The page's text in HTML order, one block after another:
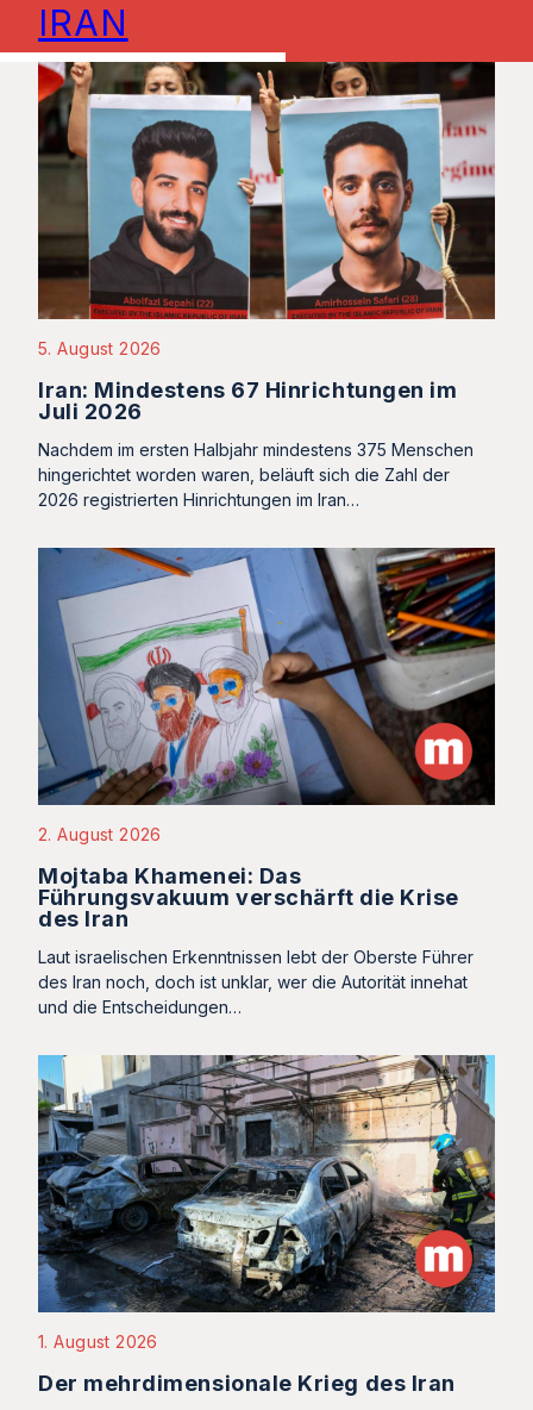
IRAN
5. August 2026
Iran: Mindestens 67 Hinrichtungen im
Juli 2026
Nachdem im ersten Halbjahr mindestens 375 Menschen
hingerichtet worden waren, beläuft sich die Zahl der
2026 registrierten Hinrichtungen im Iran…
2. August 2026
Mojtaba Khamenei: Das
Führungsvakuum verschärft die Krise
des Iran
Laut israelischen Erkenntnissen lebt der Oberste Führer
des Iran noch, doch ist unklar, wer die Autorität innehat
und die Entscheidungen…
1. August 2026
Der mehrdimensionale Krieg des Iran